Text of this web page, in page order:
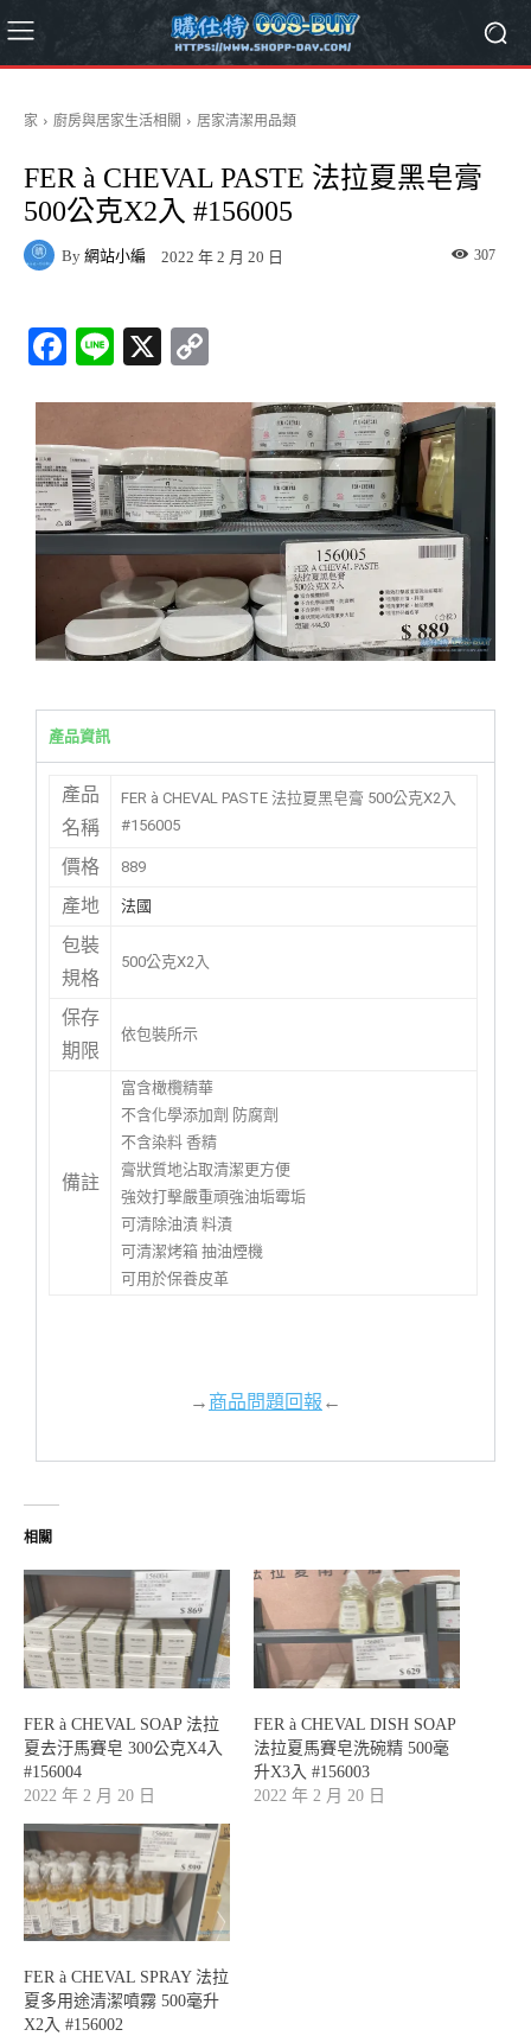
家 廚房與居家生活相關 居家清潔用品類
FER à CHEVAL PASTE 法拉夏黑皂膏
500公克X2入 #156005
By 網站小編 2022 年 2 月 20 日 307
Fa
ok
Li
X
Li
nk
產品資訊
產品
名稱
FER à CHEVAL PASTE 法拉夏黑皂膏 500公克X2入
#156005
價格 889
產地 法國
包裝
規格
500公克X2入
保存
期限
依包裝所示
備註
富含橄欖精華
不含化學添加劑 防腐劑
不含染料 香精
膏狀質地沾取清潔更方便
強效打擊嚴重頑強油垢霉垢
可清除油漬 料漬
可清潔烤箱 抽油煙機
可用於保養皮革
→商品問題回報←
相關
FER à CHEVAL SOAP 法拉
夏去汙馬賽皂 300公克X4入
#156004
2022 年 2 月 20 日
FER à CHEVAL DISH SOAP
法拉夏馬賽皂洗碗精 500毫
升X3入 #156003
2022 年 2 月 20 日
FER à CHEVAL SPRAY 法拉
夏多用途清潔噴霧 500毫升
X2入 #156002